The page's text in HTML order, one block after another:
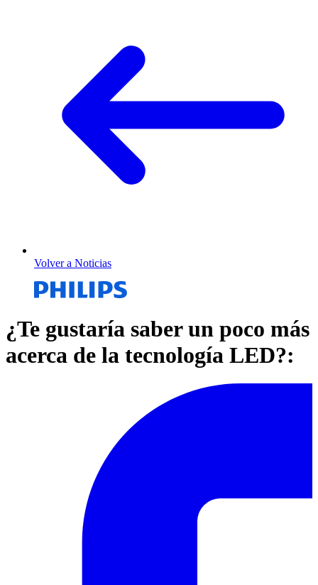
Volver a Noticias
¿Te gustaría saber un poco más
acerca de la tecnología LED?: